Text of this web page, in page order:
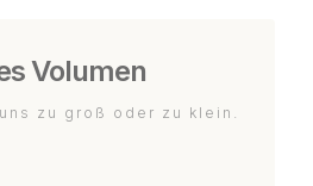
Volumen
zu groß oder zu klein.